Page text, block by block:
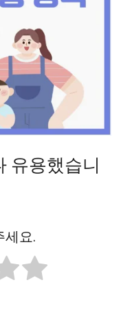
유용했습니
세요.